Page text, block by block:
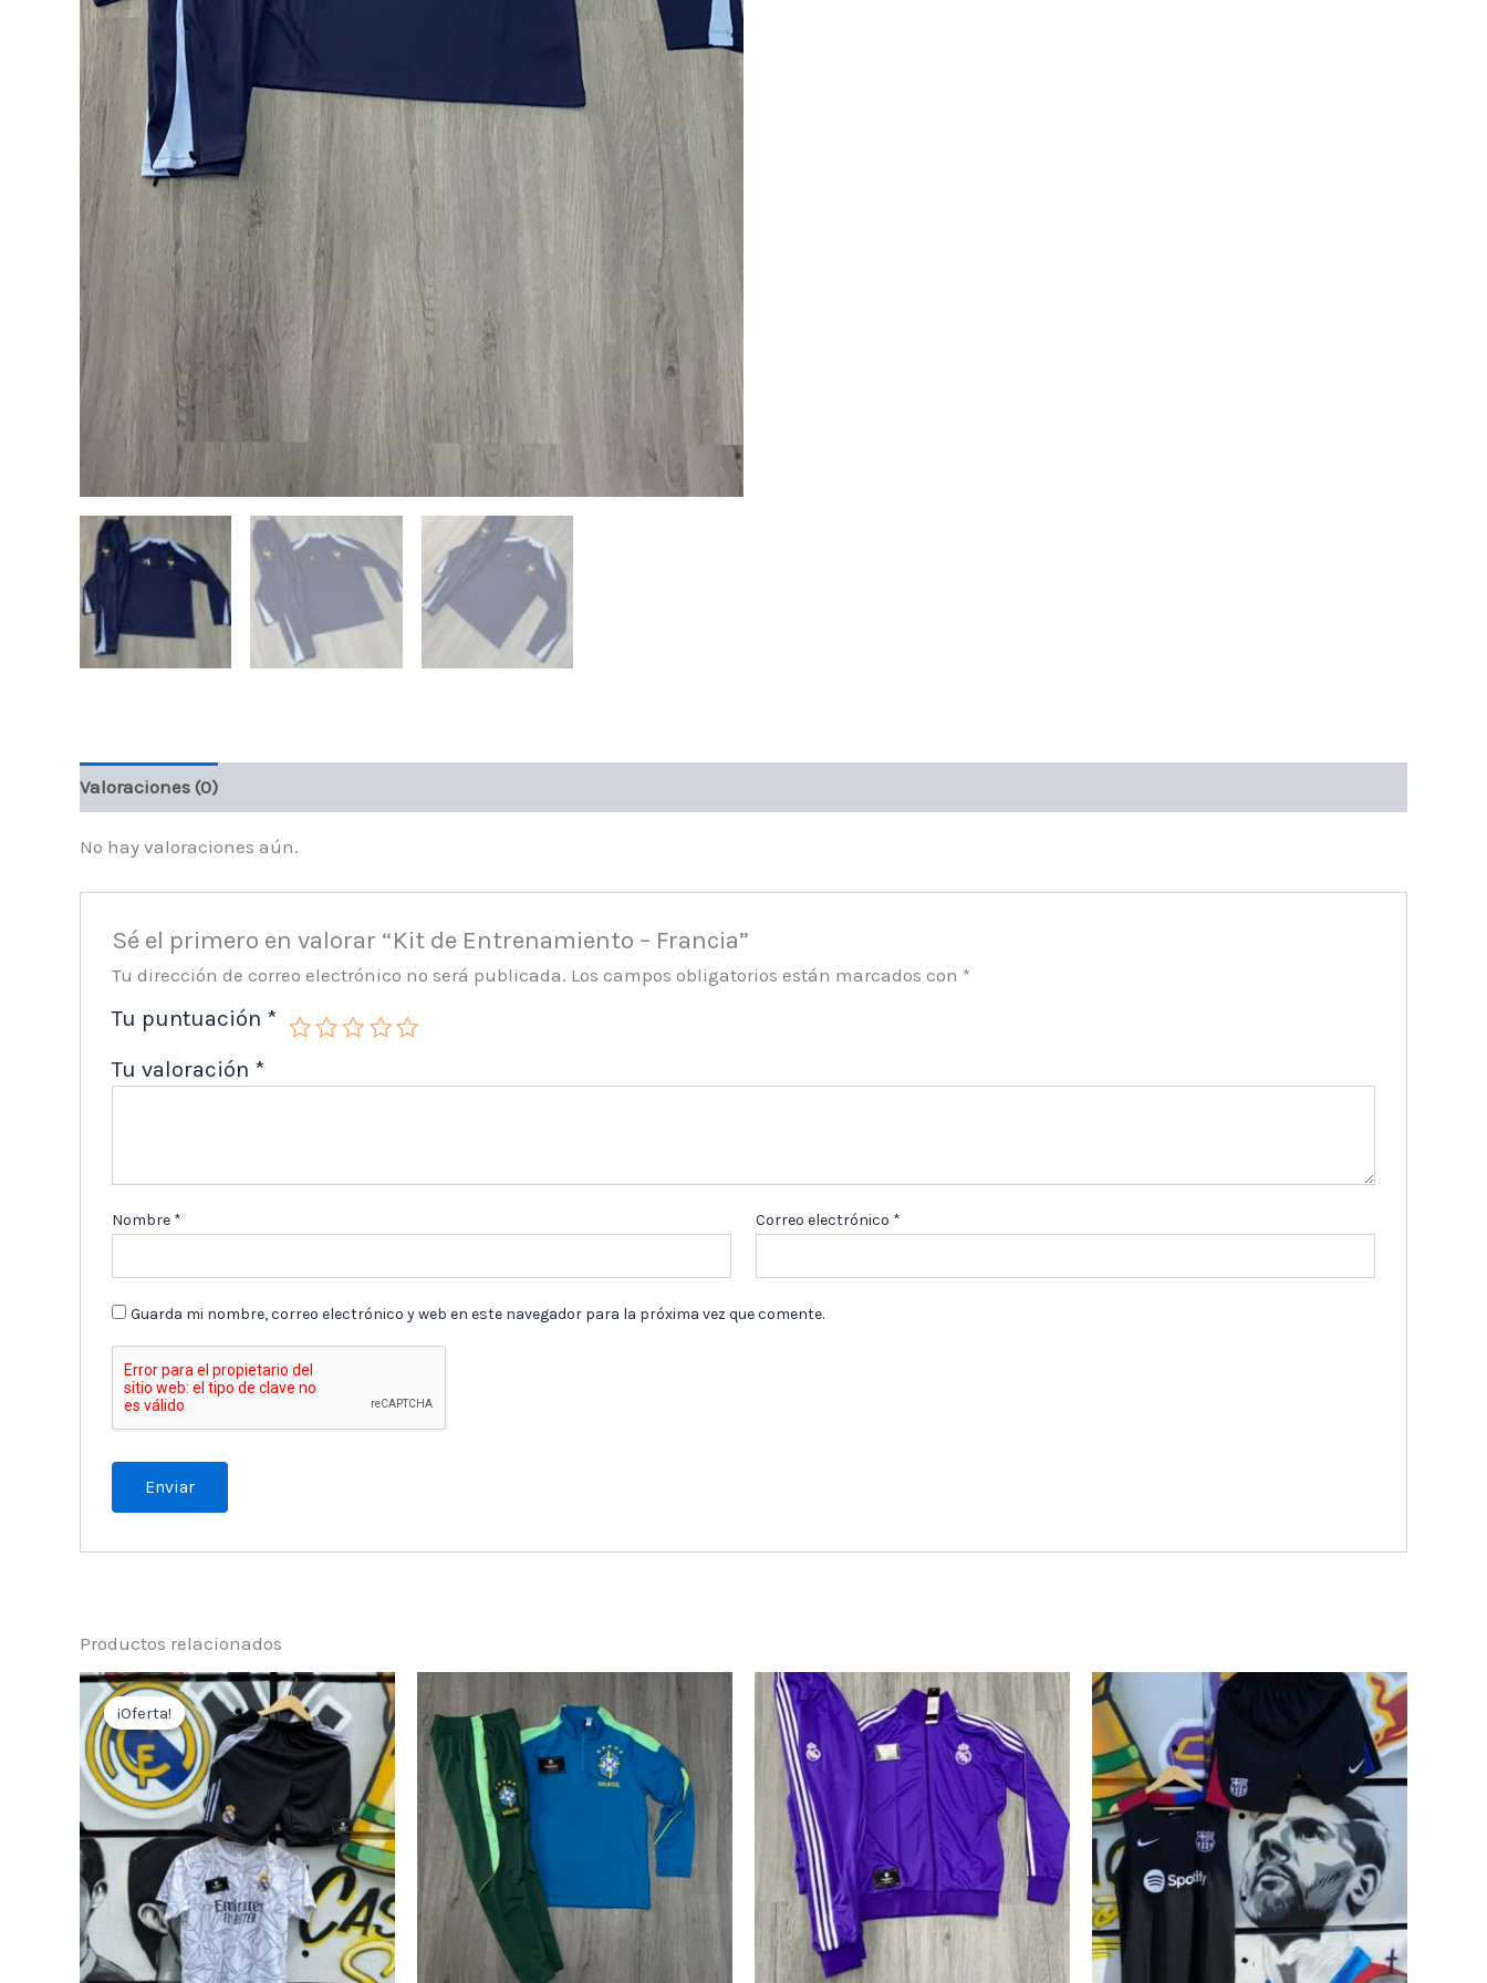
Valoraciones (0)
No hay valoraciones aún.
Sé el primero en valorar “Kit de Entrenamiento – Francia”
Tu dirección de correo electrónico no será publicada. Los campos obligatorios están marcados con *
Tu puntuación *
Tu valoración *
Nombre * Correo electrónico *
Guarda mi nombre, correo electrónico y web en este navegador para la próxima vez que comente.
Productos relacionados
¡Oferta!
¡Oferta!